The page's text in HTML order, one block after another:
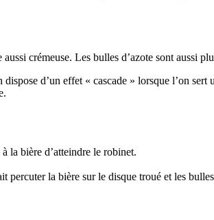
crémeuse. Les bulles d’azote sont aussi
d’un effet « cascade » lorsque l’on sert
la bière d’atteindre le robinet.
la bière sur le disque troué et les